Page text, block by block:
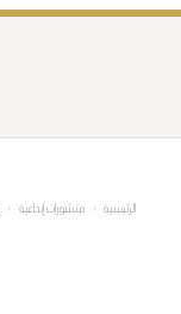
الرئيسية › منشورات إبداعية ›